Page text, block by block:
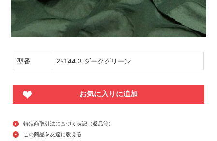
型番 25144-3 ダークグリーン
お気に入りに追加
特定商取引法に基づく表記（返品等）
この商品を友達に教える